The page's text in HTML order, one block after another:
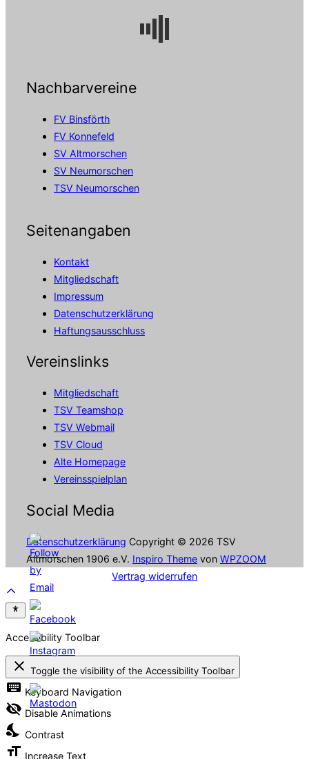
Nachbarvereine
FV Binsförth
FV Konnefeld
SV Altmorschen
SV Neumorschen
TSV Neumorschen
Seitenangaben
Kontakt
Mitgliedschaft
Impressum
Datenschutzerklärung
Haftungsausschluss
Vereinslinks
Mitgliedschaft
TSV Teamshop
TSV Webmail
TSV Cloud
Alte Homepage
Vereinsspielplan
Social Media
Datenschutzerklärung Copyright © 2026 TSV
Altmorschen 1906 e.V. Inspiro Theme von WPZOOM
Vertrag widerrufen
Scroll
to
top
Accessibility Toolbar
close Toggle the visibility of the Accessibility Toolbar
keyboard Keyboard Navigation
visibility_off Disable Animations
nights_stay Contrast
format_size Increase Text